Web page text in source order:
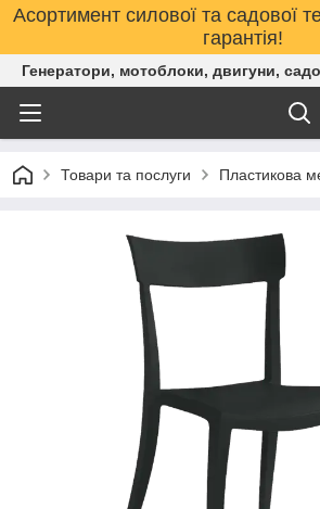
Асортимент силової та садової
гарантія!
Генератори, мотоблоки, двигуни,
Товари та послуги Пластикова